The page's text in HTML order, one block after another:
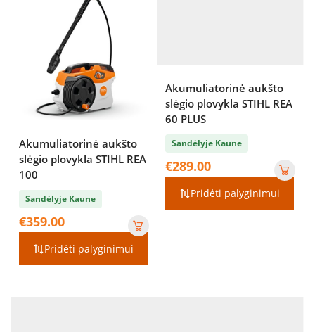
Akumuliatorinė aukšto
slėgio plovykla STIHL REA
100
Sandėlyje Kaune
€359.00
Pridėti palyginimui
Akumuliatorinė aukšto
slėgio plovykla STIHL REA
60 PLUS
Sandėlyje Kaune
€289.00
Pridėti palyginimui